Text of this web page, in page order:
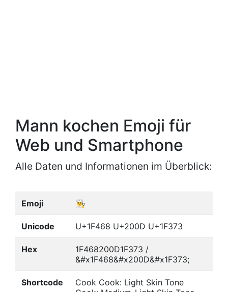
Mann kochen Emoji für
Web und Smartphone
Alle Daten und Informationen im Überblick:
Emoji 👨‍🍳
Unicode U+1F468 U+200D U+1F373
Hex
1F468200D1F373 /
&#x1F468&#x200D&#x1F373;
Shortcode
Cook Cook: Light Skin Tone